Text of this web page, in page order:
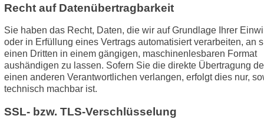
Recht auf Datenübertragbarkeit
Sie haben das Recht, Daten, die wir auf Grundlage Ihrer
oder in Erfüllung eines Vertrags automatisiert verarbeiten, an
einen Dritten in einem gängigen, maschinenlesbaren Format
aushändigen zu lassen. Sofern Sie die direkte Übertragung
einen anderen Verantwortlichen verlangen, erfolgt dies nur,
technisch machbar ist.
SSL- bzw. TLS-Verschlüsselung